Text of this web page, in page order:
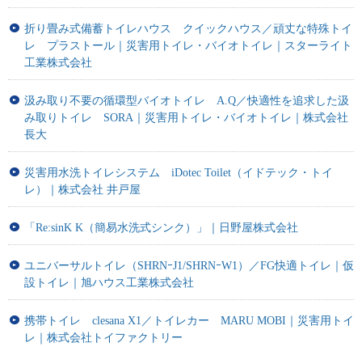
折り畳み式備蓄トイレハウス クイックハウス／頑丈な特殊トイ
レ プラストール｜災害用トイレ・バイオトイレ｜スターライト
工業株式会社
汲み取り不要の循環型バイオトイレ A.Q／快適性を追求した汲
み取りトイレ SORA｜災害用トイレ・バイオトイレ｜株式会社
長大
災害用水洗トイレシステム iDotec Toilet（イドテック・トイ
レ）｜株式会社 井戸屋
「Re:sinK K（簡易水洗式シンク）」｜日野屋株式会社
ユニバーサルトイレ（SHRNｰJ1/SHRNｰW1）／FG快適トイレ｜仮
設トイレ｜旭ハウス工業株式会社
携帯トイレ clesana X1／トイレカー MARU MOBI｜災害用トイ
レ｜株式会社トイファクトリー